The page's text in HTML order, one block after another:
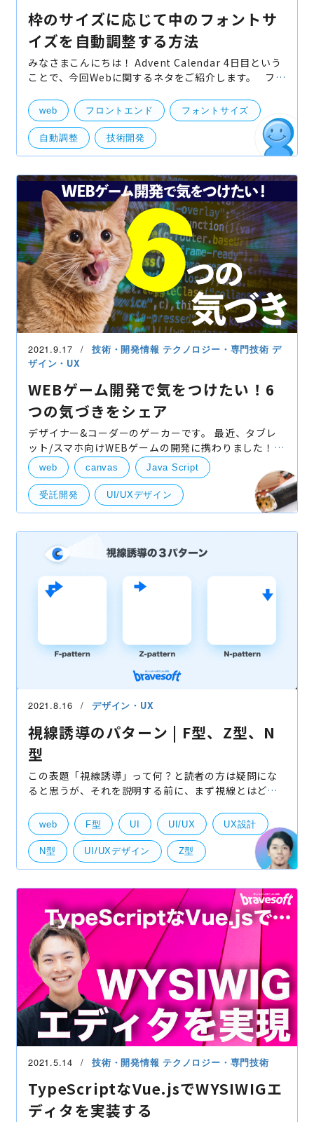
枠のサイズに応じて中のフォントサ
イズを自動調整する方法
みなさまこんにちは！ Advent Calendar 4日目という
ことで、今回Webに関するネタをご紹介します。 フロ
ためにみなさまはどうしていますか？ 完全にハー
web フロントエンド フォントサイズ
自動調整 技術開発
2021.9.17 技術・開発情報 テクノロジー・専門技術デ
ザイン・UX
WEBゲーム開発で気をつけたい！6
つの気づきをシェア
デザイナー&コーダーのゲーカーです。 最近、タブレ
ット/スマホ向けWEBゲームの開発に携わりました！
デザインを作成したり、開発担当が詰まったときには
一緒にウンウン唸ってバグの原因を探ったり、テスト
を
web canvas Java Script
受託開発 UI/UXデザイン
技術開発 UI・UXデザイン
2021.8.16 デザイン・UX
視線誘導のパターン | F型、Z型、N
型
この表題「視線誘導」って何？と読者の方は疑問にな
ると思うが、それを説明する前に、まず視線とはどん
数の内容に注目できなく、限られている範囲しか見る
ことが
web F型 UI UI/UX UX設計
N型 UI/UXデザイン Z型
2021.5.14 技術・開発情報 テクノロジー・専門技術
TypeScriptなVue.jsでWYSIWIGエ
ディタを実装する